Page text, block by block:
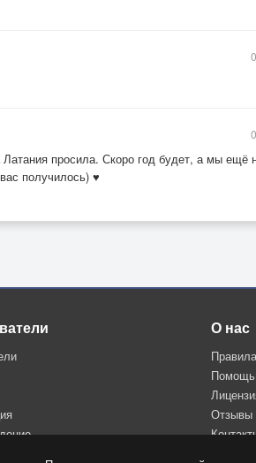
просила. Скоро год будет, а мы ещё
получилось) ♥
О нас
Правила
Помощь
Отзывы